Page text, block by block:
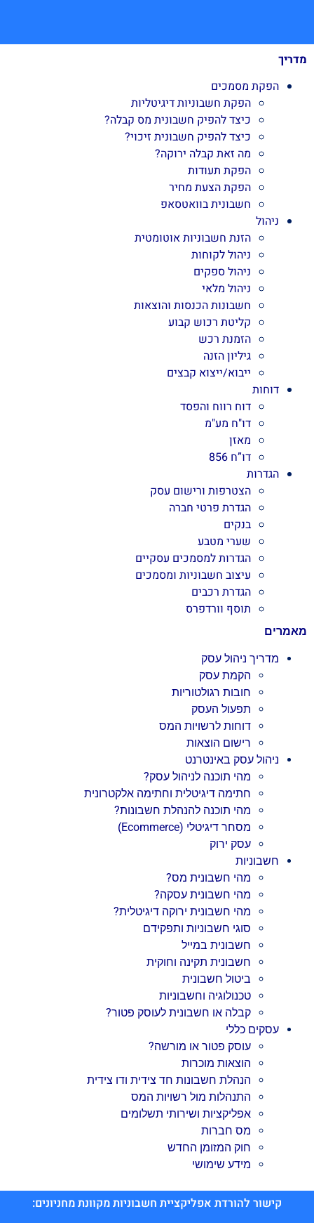
מדריך
הפקת מסמכים
הפקת חשבוניות דיגיטליות
כיצד להפיק חשבונית מס קבלה?
כיצד להפיק חשבונית זיכוי?
מה זאת קבלה ירוקה?
הפקת תעודות
הפקת הצעת מחיר
חשבונית בוואטסאפ
ניהול
הזנת חשבוניות אוטומטית
ניהול לקוחות
ניהול ספקים
ניהול מלאי
חשבונות הכנסות והוצאות
קליטת רכוש קבוע
הזמנת רכש
גיליון הזנה
ייבוא/ייצוא קבצים
דוחות
דוח רווח והפסד
דו"ח מע"מ
מאזן
דו”ח 856
הגדרות
הצטרפות ורישום עסק
הגדרת פרטי חברה
בנקים
שערי מטבע
הגדרות למסמכים עסקיים
עיצוב חשבוניות ומסמכים
הגדרת רכבים
תוסף וורדפרס
מאמרים
מדריך ניהול עסק
הקמת עסק
חובות רגולטוריות
תפעול העסק
דוחות לרשויות המס
רישום הוצאות
ניהול עסק באינטרנט
מהי תוכנה לניהול עסק?
חתימה דיגיטלית וחתימה אלקטרונית
מהי תוכנה להנהלת חשבונות?
מסחר דיגיטלי (Ecommerce)
עסק ירוק
חשבוניות
מהי חשבונית מס?
מהי חשבונית עסקה?
מהי חשבונית ירוקה דיגיטלית?
סוגי חשבוניות ותפקידם
חשבונית במייל
חשבונית תקינה וחוקית
ביטול חשבונית
טכנולוגיה וחשבוניות
קבלה או חשבונית לעוסק פטור?
עסקים כללי
עוסק פטור או מורשה?
הוצאות מוכרות
הנהלת חשבונות חד צידית ודו צידית
התנהלות מול רשויות המס
אפליקציות ושירותי תשלומים
מס חברות
חוק המזומן החדש
מידע שימושי
קישור להורדת אפליקציית חשבוניות מקוונת מחניונים: